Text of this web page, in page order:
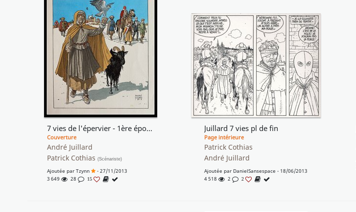
7 vies de l'épervier - 1ère époque - Couverture de l'intégrale
Couverture
André Juillard
Patrick Cothias (Scénariste)
Ajoutée par Tzynn
- 27/11/2013
3 649
28 15
Juillard 7 vies pl de fin
Page intérieure
Patrick Cothias
André Juillard
Ajoutée par DanielSansespace - 18/06/2013
4 518
2 2